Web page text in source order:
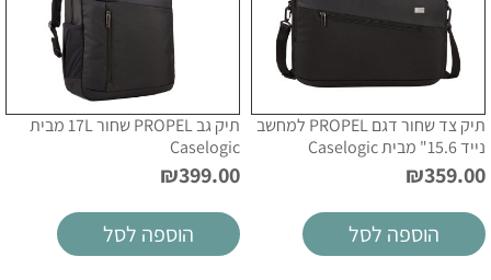
תיק צד שחור דגם PROPEL למחשב
נייד 15.6" מבית Caselogic
₪359.00
הוספה לסל
תיק גב PROPEL שחור 17L מבית
Caselogic
₪399.00
הוספה לסל